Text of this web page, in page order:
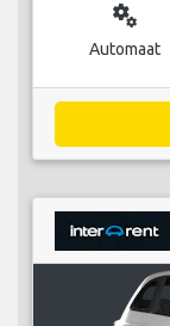
miscellaneous_services
Automaat